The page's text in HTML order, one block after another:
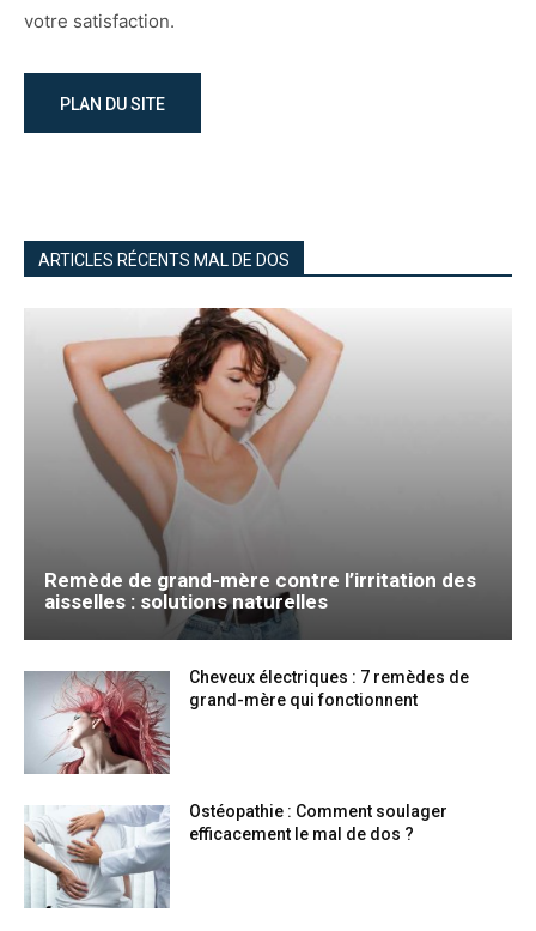
votre satisfaction.
PLAN DU SITE
ARTICLES RÉCENTS MAL DE DOS
Remède de grand-mère contre l’irritation des
aisselles : solutions naturelles
Cheveux électriques : 7 remèdes de
grand-mère qui fonctionnent
Ostéopathie : Comment soulager
efficacement le mal de dos ?